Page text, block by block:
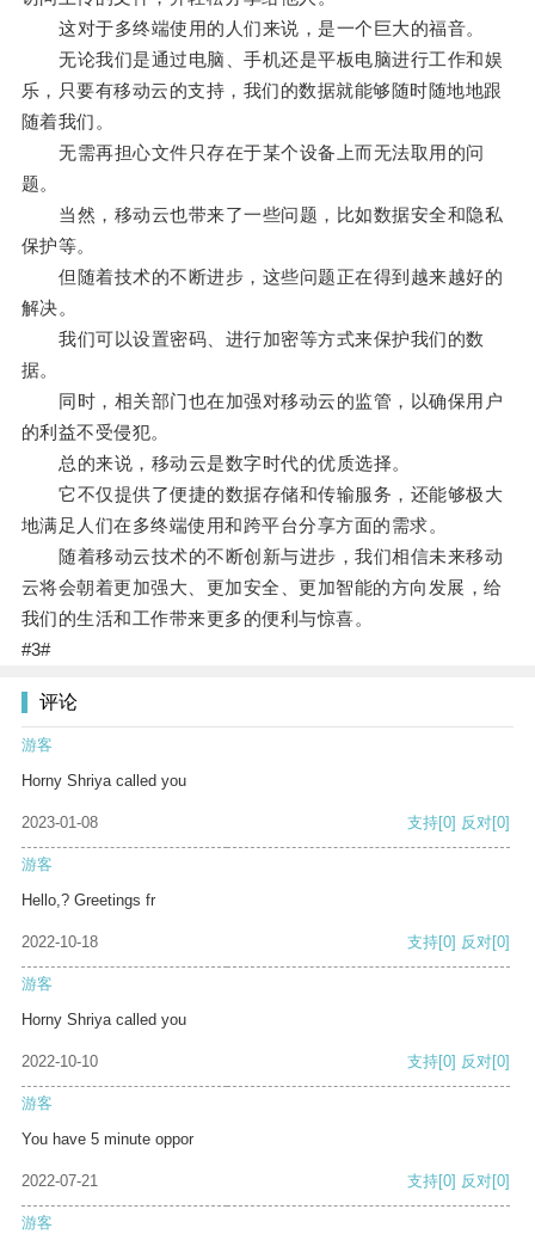
这对于多终端使用的人们来说，是一个巨大的福音。
无论我们是通过电脑、手机还是平板电脑进行工作和娱
乐，只要有移动云的支持，我们的数据就能够随时随地地跟
随着我们。
无需再担心文件只存在于某个设备上而无法取用的问
题。
当然，移动云也带来了一些问题，比如数据安全和隐私
保护等。
但随着技术的不断进步，这些问题正在得到越来越好的
解决。
我们可以设置密码、进行加密等方式来保护我们的数
据。
同时，相关部门也在加强对移动云的监管，以确保用户
的利益不受侵犯。
总的来说，移动云是数字时代的优质选择。
它不仅提供了便捷的数据存储和传输服务，还能够极大
地满足人们在多终端使用和跨平台分享方面的需求。
随着移动云技术的不断创新与进步，我们相信未来移动
云将会朝着更加强大、更加安全、更加智能的方向发展，给
我们的生活和工作带来更多的便利与惊喜。
#3#
评论
游客
Horny Shriya called you
2023-01-08 支持[0] 反对[0]
游客
Hello,? Greetings fr
2022-10-18 支持[0] 反对[0]
游客
Horny Shriya called you
2022-10-10 支持[0] 反对[0]
游客
You have 5 minute oppor
2022-07-21 支持[0] 反对[0]
游客